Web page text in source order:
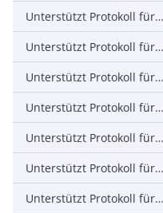
Unterstützt Protokoll für KNX
Unterstützt Protokoll für Modbus
Unterstützt Protokoll für Data-Highway
Unterstützt Protokoll für DeviceNet
Unterstützt Protokoll für SUCONET
Unterstützt Protokoll für LON
Unterstützt Protokoll für PROFINET IO